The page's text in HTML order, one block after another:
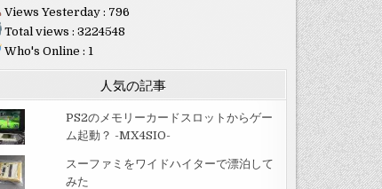
Views Yesterday : 796
Total views : 3224548
Who's Online : 1
人気の記事
PS2のメモリーカードスロットからゲー
ム起動？ -MX4SIO-
スーファミをワイドハイターで漂泊して
みた